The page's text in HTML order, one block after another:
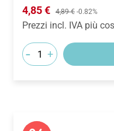
Prezzo di vendita:
4,85 € Prezzo normale:
4,89 € -0.82%
Prezzi incl. IVA più
- +